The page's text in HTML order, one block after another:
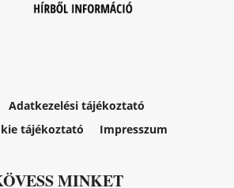
Adatkezelési tájékoztató
tájékoztató
Impresszum
MINKET